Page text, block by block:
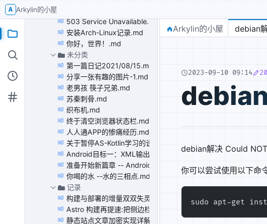
A Arkylin的小屋
MD 503 Service Unavailable.md
MD 安装Arch-Linux记录.md
MD 你好，世界！.md
未分类
MD 第一篇日记2021/08/15.md
MD 分享一张有趣的图片-1.md
MD 老男孩 筷子兄弟.md
MD 苏秦刺骨.md
MD 织布机.md
MD 终于清空浏览器状态栏.md
MD 人人通APP的惨痛经历.md
MD 关于暂停AS-Kotlin学习的说明.md
MD Android目标一：XML输出 （正在进行中）.md
MD 准备开始新篇章 -- Android Studio.md
MD 你喝的水 --水的三相点.md
记录
MD 构建与部署的增量双双失灵:9 张图片和 1915 个文件背后的三个
MD Astro 构建再提速:把侧边栏从组件改成字符串生成器,13.4s →
MD 静态站点文章加密实现详解:PBKDF2 + AES-256-GCM 全流程
Arkylin的小屋 debian
2023-09-10 09:14
debian解决 Could
你可以尝试使用以下命
sudo apt-get